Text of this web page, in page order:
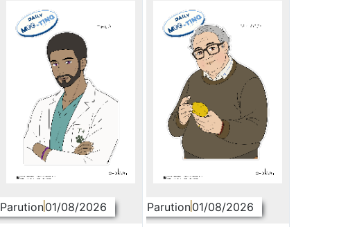
Parution01/08/2026 Parution01/08/2026